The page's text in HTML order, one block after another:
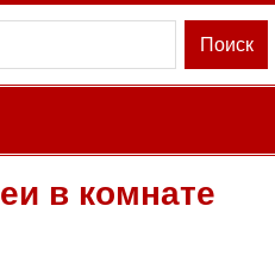
Поиск
в комнате